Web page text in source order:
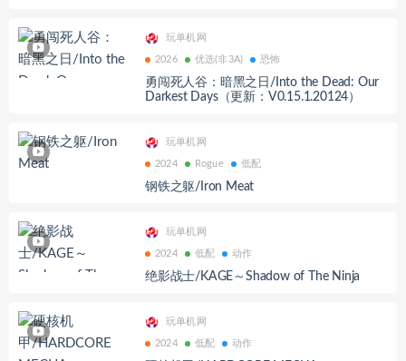
玩单机网
2026 优选(非3A) 恐怖
勇闯死人谷：暗黑之日/Into the Dead: Our
Darkest Days（更新：V0.15.1.20124）
玩单机网
2024 Rogue 低配
钢铁之躯/Iron Meat
玩单机网
2024 低配 动作
绝影战士/KAGE～Shadow of The Ninja
玩单机网
2024 低配 动作